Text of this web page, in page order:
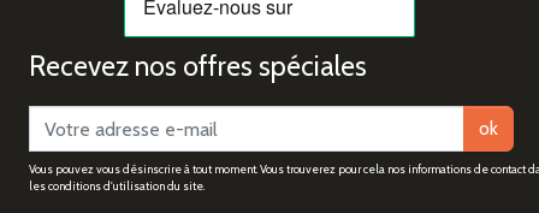
Recevez nos offres spéciales
ok
Vous pouvez vous désinscrire à tout moment. Vous trouverez pour cela nos informations de contact
les conditions d'utilisation du site.